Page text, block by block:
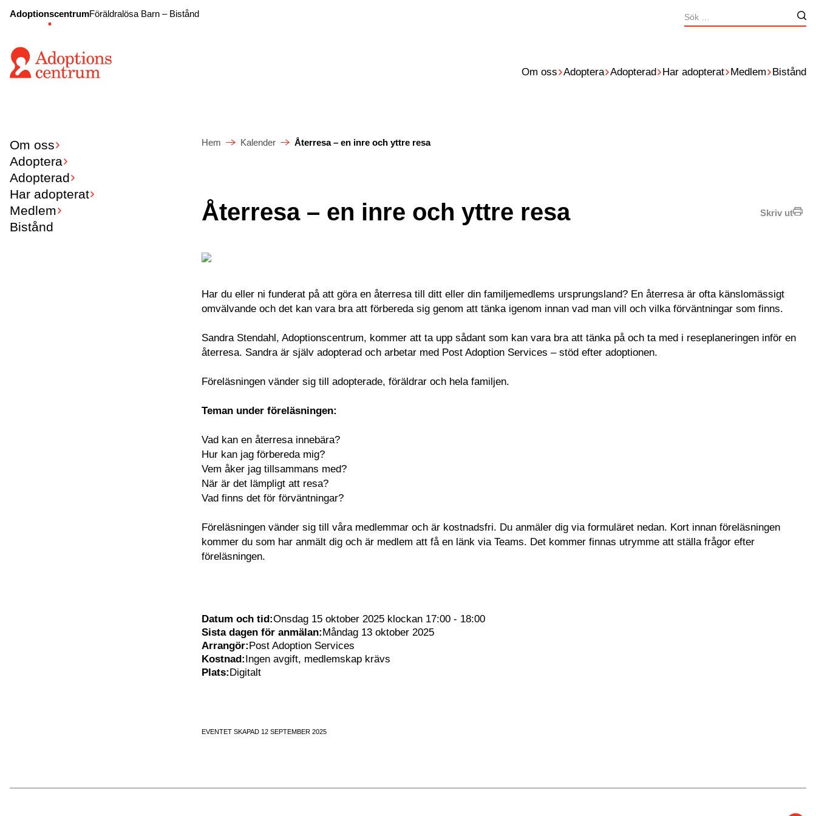
AdoptionscentrumFöräldralösa Barn – Bistånd
Sök
efter:
Om oss Adoptera Adopterad Har adopterat Medlem Bistånd
Om oss
Adoptera
Adopterad
Har adopterat
Medlem
Bistånd
Hem Kalender Återresa – en inre och yttre resa
Skriv ut
Återresa – en inre och yttre resa
Har du eller ni funderat på att göra en återresa till ditt eller din familjemedlems ursprungsland? En återresa är ofta känslomässigt
omvälvande och det kan vara bra att förbereda sig genom att tänka igenom innan vad man vill och vilka förväntningar som finns.
Sandra Stendahl, Adoptionscentrum, kommer att ta upp sådant som kan vara bra att tänka på och ta med i reseplaneringen inför en
återresa. Sandra är själv adopterad och arbetar med Post Adoption Services – stöd efter adoptionen.
Föreläsningen vänder sig till adopterade, föräldrar och hela familjen.
Teman under föreläsningen:
Vad kan en återresa innebära?
Hur kan jag förbereda mig?
Vem åker jag tillsammans med?
När är det lämpligt att resa?
Vad finns det för förväntningar?
Föreläsningen vänder sig till våra medlemmar och är kostnadsfri. Du anmäler dig via formuläret nedan. Kort innan föreläsningen
kommer du som har anmält dig och är medlem att få en länk via Teams. Det kommer finnas utrymme att ställa frågor efter
föreläsningen.
Datum och tid:Onsdag 15 oktober 2025 klockan 17:00 - 18:00
Sista dagen för anmälan:Måndag 13 oktober 2025
Arrangör:Post Adoption Services
Kostnad:Ingen avgift, medlemskap krävs
Plats:Digitalt
EVENTET SKAPAD 12 SEPTEMBER 2025